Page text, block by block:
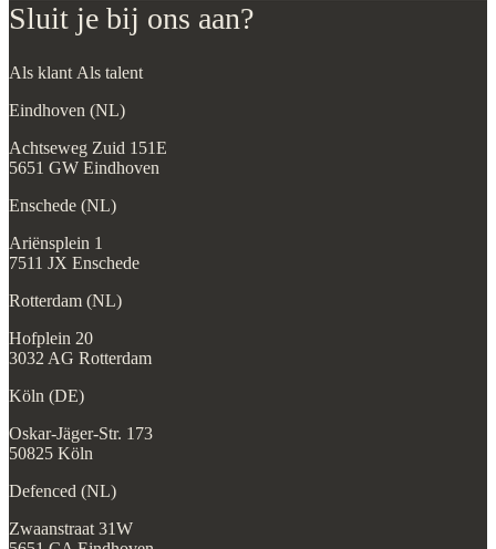
Sluit je bij ons aan?
Als klant Als talent
Eindhoven (NL)
Achtseweg Zuid 151E
5651 GW Eindhoven
Enschede (NL)
Ariënsplein 1
7511 JX Enschede
Rotterdam (NL)
Hofplein 20
3032 AG Rotterdam
Köln (DE)
Oskar-Jäger-Str. 173
50825 Köln
Defenced (NL)
Zwaanstraat 31W